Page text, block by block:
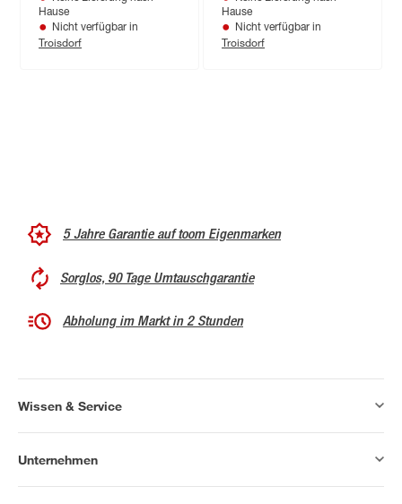
Hause
Nicht verfügbar in
Troisdorf
Hause
Nicht verfügbar in
Troisdorf
5 Jahre Garantie auf toom Eigenmarken
Sorglos, 90 Tage Umtauschgarantie
Abholung im Markt in 2 Stunden
Wissen & Service
Unternehmen